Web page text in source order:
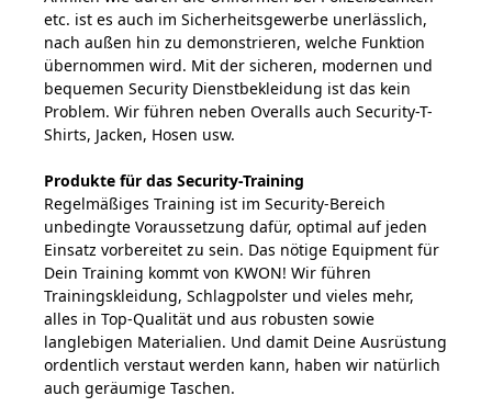
etc. ist es auch im Sicherheitsgewerbe unerlässlich,
nach außen hin zu demonstrieren, welche Funktion
übernommen wird. Mit der sicheren, modernen und
bequemen Security Dienstbekleidung ist das kein
Problem. Wir führen neben Overalls auch Security-T-
Shirts, Jacken, Hosen usw.
Produkte für das Security-Training
Regelmäßiges Training ist im Security-Bereich
unbedingte Voraussetzung dafür, optimal auf jeden
Einsatz vorbereitet zu sein. Das nötige Equipment für
Dein Training kommt von KWON! Wir führen
Trainingskleidung, Schlagpolster und vieles mehr,
alles in Top-Qualität und aus robusten sowie
langlebigen Materialien. Und damit Deine Ausrüstung
ordentlich verstaut werden kann, haben wir natürlich
auch geräumige Taschen.